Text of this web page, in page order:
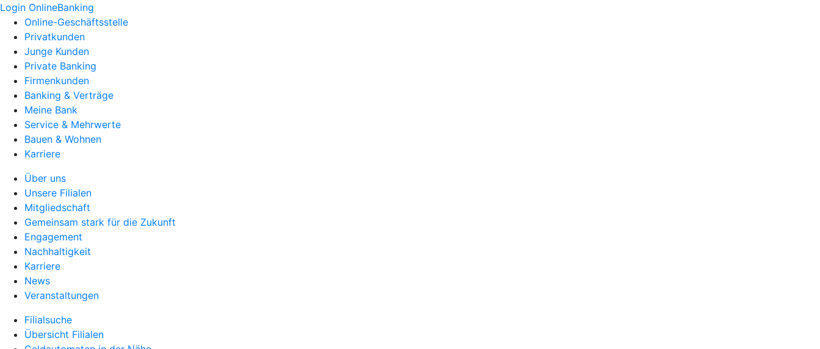
Login OnlineBanking
Online-Geschäftsstelle
Privatkunden
Junge Kunden
Private Banking
Firmenkunden
Banking & Verträge
Meine Bank
Service & Mehrwerte
Bauen & Wohnen
Karriere
Über uns
Unsere Filialen
Mitgliedschaft
Gemeinsam stark für die Zukunft
Engagement
Nachhaltigkeit
Karriere
News
Veranstaltungen
Filialsuche
Übersicht Filialen